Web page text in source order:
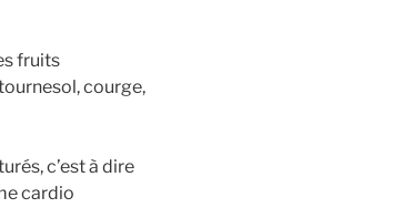
fruits
courge,
c’est à dire
cardio